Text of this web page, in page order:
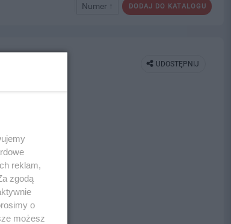
DODAJ DO KATALOGU
Numer ↑
UDOSTĘPNIJ
reklam,
zgodą
o
możesz